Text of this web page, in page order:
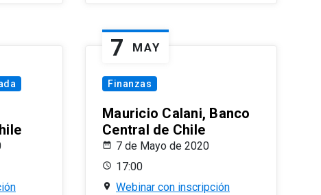
7 MAY
Finanzas
Mauricio Calani, Banco
Central de Chile
7 de Mayo de 2020
17:00
Webinar con inscripción